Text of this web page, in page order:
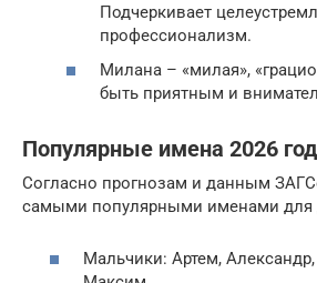
Подчеркивает
профессионализм.
Милана – «милая»,
быть приятным и
Популярные имена 2026
Согласно прогнозам и данным
самыми популярными именами для
Мальчики: Артем,